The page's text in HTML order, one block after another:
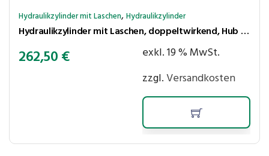
Hydraulikzylinder mit Laschen,Hydraulikzylinder
Hydraulikzylinder mit Laschen, doppeltwirkend, Hub 800 mm, Kolben ⌀50 mm, Stange ⌀30 mm
262,50€
exkl. 19 % MwSt.
zzgl.Versandkosten